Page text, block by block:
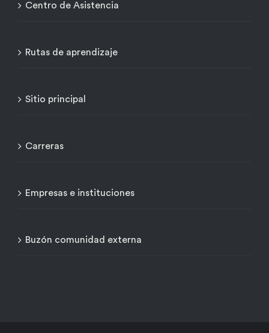
Centro de Asistencia
Rutas de aprendizaje
Sitio principal
Carreras
Empresas e instituciones
Buzón comunidad externa